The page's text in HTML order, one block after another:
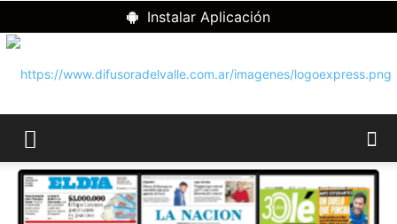
Instalar Aplicación